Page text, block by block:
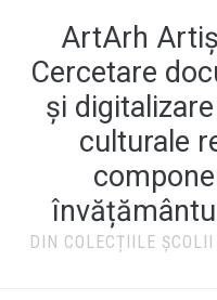
ArtArh
Cercetare
și
culturale
DIN COLECȚIILE